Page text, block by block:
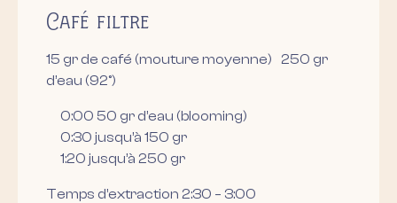
Café filtre
15 gr de café (mouture moyenne) 250 gr
d’eau (92°)
0:00 50 gr d’eau (blooming)
0:30 jusqu’à 150 gr
1:20 jusqu’à 250 gr
Temps d’extraction 2:30 – 3:00